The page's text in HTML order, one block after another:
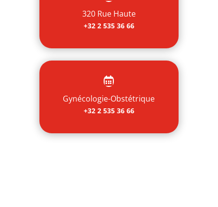
320 Rue Haute
+32 2 535 36 66

Gynécologie-Obstétrique
+32 2 535 36 66